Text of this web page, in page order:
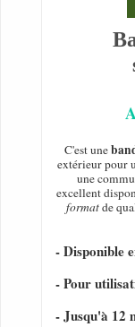
C'est une
extérieur pour
une
excellent
formatde
- Disponible
- Pour
- Jusqu'à 12